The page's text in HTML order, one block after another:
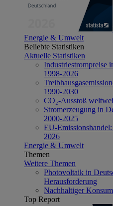
Energie & Umwelt
Beliebte Statistiken
Aktuelle Statistiken
Industriestrompreise
1998-2026
1990-2030
CO₂-Ausstoß
Stromerzeugung in
2000-2025
EU-
2026
Energie & Umwelt
Themen
Weitere Themen
Photovoltaik in
Herausforderung
Nachhaltiger Konsum
Top Report